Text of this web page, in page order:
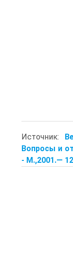
Источник:
Вопросы и
- М.,2001.—